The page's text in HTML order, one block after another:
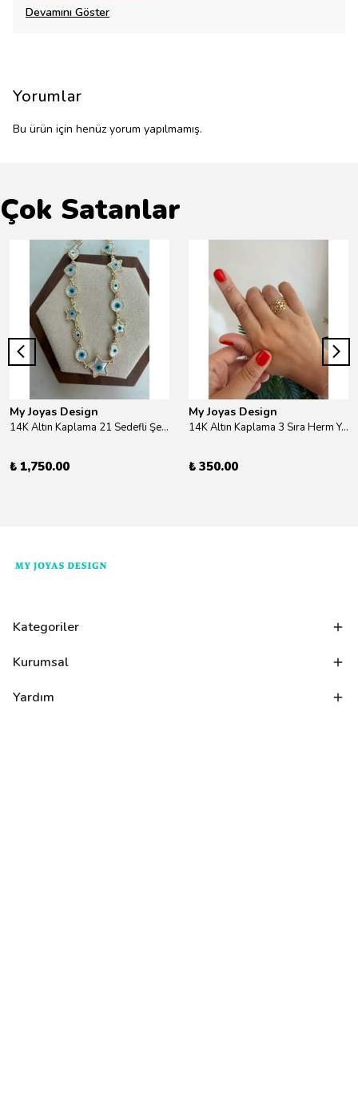
Devamını Göster
Yorumlar
Bu ürün için henüz yorum yapılmamış.
Çok Satanlar
My Joyas Design
14K Altın Kaplama 21 Sedefli Şekiller Kolye 46cm
₺ 1,750.00
My Joyas Design
14K Altın Kaplama 3 Sıra Herm Yüzük Gold
₺ 350.00
Kategoriler
Kurumsal
Yardım